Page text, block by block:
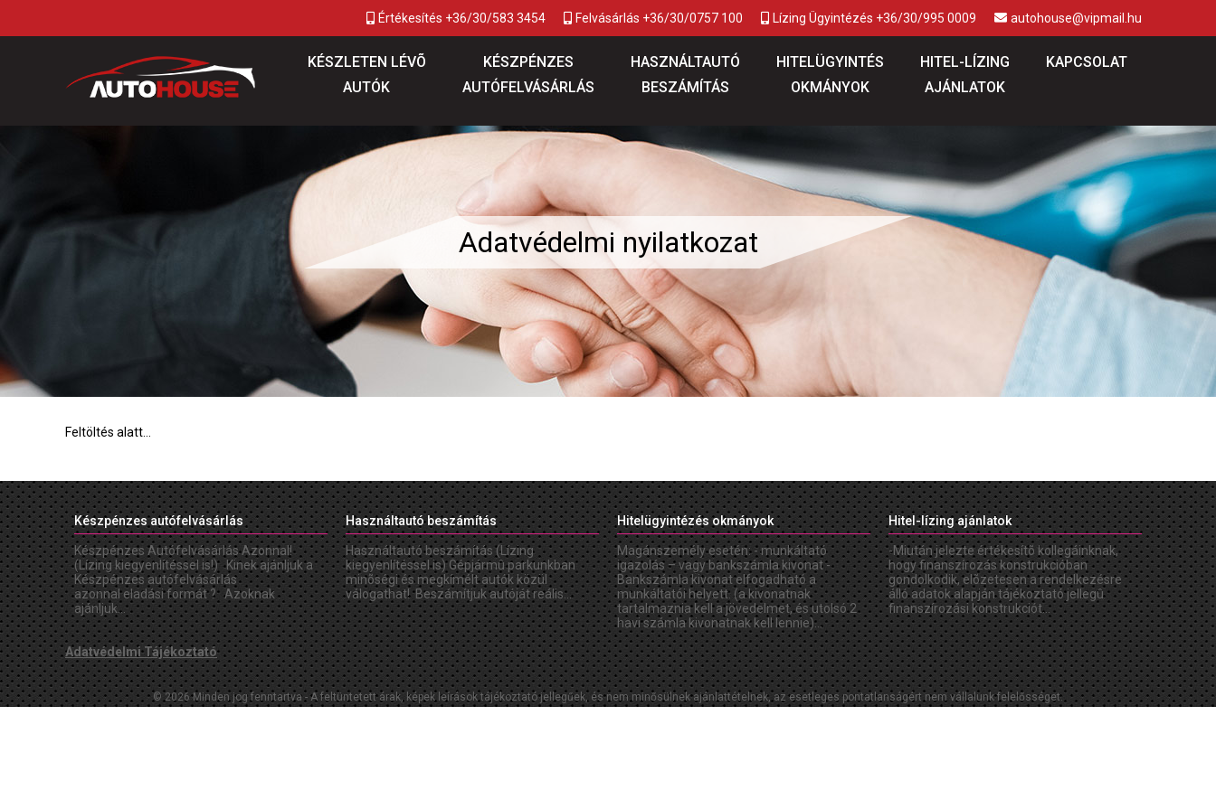
Értékesítés +36/30/583 3454 Felvásárlás +36/30/0757 100 Lízing Ügyintézés +36/30/995 0009 autohouse@vipmail.hu
KÉSZLETEN LÉVÕ
AUTÓK
KÉSZPÉNZES
AUTÓFELVÁSÁRLÁS
HASZNÁLTAUTÓ
BESZÁMÍTÁS
HITELÜGYINTÉS
OKMÁNYOK
HITEL-LÍZING
AJÁNLATOK
KAPCSOLAT
Adatvédelmi nyilatkozat
Feltöltés alatt...
Készpénzes autófelvásárlás
Készpénzes Autófelvásárlás Azonnal!
(Lízing kiegyenlítéssel is!) Kinek ajánljuk a
Készpénzes autófelvásárlás
azonnal eladási formát ? Azoknak
ajánljuk...
Használtautó beszámítás
Használtautó beszámítás (Lízing
kiegyenlítéssel is) Gépjármû parkunkban
minõségi és megkímélt autók közül
válogathat! Beszámítjuk autóját reális...
Hitelügyintézés okmányok
Magánszemély esetén: - munkáltató
igazolás – vagy bankszámla kivonat -
Bankszámla kivonat elfogadható a
munkáltatói helyett. (a kivonatnak
tartalmaznia kell a jövedelmet, és utolsó 2
havi számla kivonatnak kell lennie)...
Hitel-lízing ajánlatok
-Miután jelezte értékesítõ kollegáinknak,
hogy finanszírozás konstrukcióban
gondolkodik, elõzetesen a rendelkezésre
álló adatok alapján tájékoztató jellegû
finanszírozási konstrukciót...
Adatvédelmi Tájékoztató
© 2026 Minden jog fenntartva - A feltüntetett árak, képek leírások tájékoztató jellegűek, és nem minősülnek ajánlattételnek, az esetleges pontatlanságért nem vállalunk felelősséget.